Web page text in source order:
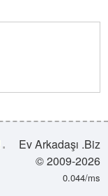
Ev Arkadaşı .Biz
© 2009-2026
0.044/ms